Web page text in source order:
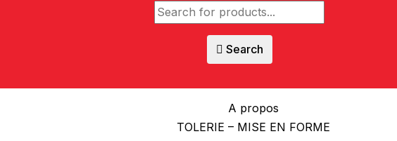
Search
A propos
TOLERIE – MISE EN FORME